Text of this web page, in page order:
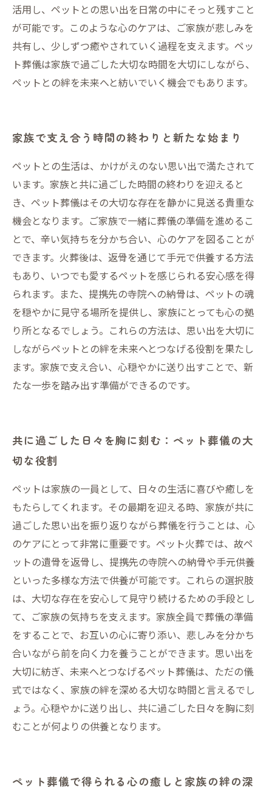
活用し、ペットとの思い出を日常の中にそっと残すこと
が可能です。このような心のケアは、ご家族が悲しみを
共有し、少しずつ癒やされていく過程を支えます。ペッ
ト葬儀は家族で過ごした大切な時間を大切にしながら、
ペットとの絆を未来へと紡いでいく機会でもあります。
家族で支え合う時間の終わりと新たな始まり
ペットとの生活は、かけがえのない思い出で満たされて
います。家族と共に過ごした時間の終わりを迎えると
き、ペット葬儀はその大切な存在を静かに見送る貴重な
機会となります。ご家族で一緒に葬儀の準備を進めるこ
とで、辛い気持ちを分かち合い、心のケアを図ることが
できます。火葬後は、返骨を通じて手元で供養する方法
もあり、いつでも愛するペットを感じられる安心感を得
られます。また、提携先の寺院への納骨は、ペットの魂
を穏やかに見守る場所を提供し、家族にとっても心の拠
り所となるでしょう。これらの方法は、思い出を大切に
しながらペットとの絆を未来へとつなげる役割を果たし
ます。家族で支え合い、心穏やかに送り出すことで、新
たな一歩を踏み出す準備ができるのです。
共に過ごした日々を胸に刻む：ペット葬儀の大
切な役割
ペットは家族の一員として、日々の生活に喜びや癒しを
もたらしてくれます。その最期を迎える時、家族が共に
過ごした思い出を振り返りながら葬儀を行うことは、心
のケアにとって非常に重要です。ペット火葬では、故ペ
ットの遺骨を返骨し、提携先の寺院への納骨や手元供養
といった多様な方法で供養が可能です。これらの選択肢
は、大切な存在を安心して見守り続けるための手段とし
て、ご家族の気持ちを支えます。家族全員で葬儀の準備
をすることで、お互いの心に寄り添い、悲しみを分かち
合いながら前を向く力を養うことができます。思い出を
大切に紡ぎ、未来へとつなげるペット葬儀は、ただの儀
式ではなく、家族の絆を深める大切な時間と言えるでし
ょう。心穏やかに送り出し、共に過ごした日々を胸に刻
むことが何よりの供養となります。
ペット葬儀で得られる心の癒しと家族の絆の深